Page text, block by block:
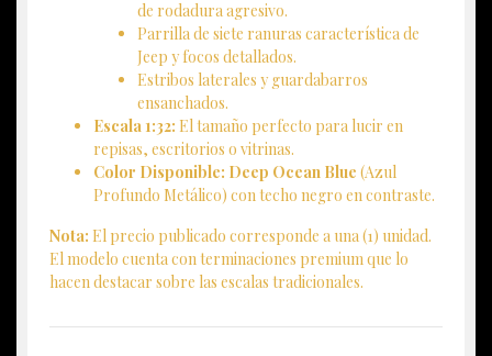
de rodadura agresivo.
Parrilla de siete ranuras característica de
Jeep y focos detallados.
Estribos laterales y guardabarros
ensanchados.
Escala 1:32: El tamaño perfecto para lucir en
repisas, escritorios o vitrinas.
Color Disponible: Deep Ocean Blue (Azul
Profundo Metálico) con techo negro en contraste.
Nota: El precio publicado corresponde a una (1) unidad.
El modelo cuenta con terminaciones premium que lo
hacen destacar sobre las escalas tradicionales.